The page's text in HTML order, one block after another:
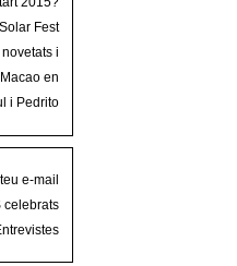
Fest
Mallorcai
amb arten
Festival
i Pedrito
e-mail
celebrats